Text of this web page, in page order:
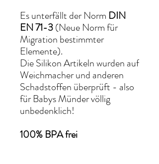
Es unterfällt der Norm DIN
EN 71-3(Neue Norm für
Migration bestimmter
Elemente).
Die Silikon Artikeln wurden auf
Weichmacher und anderen
Schadstoffen überprüft - also
für Babys Münder völlig
unbedenklich!
100% BPA frei